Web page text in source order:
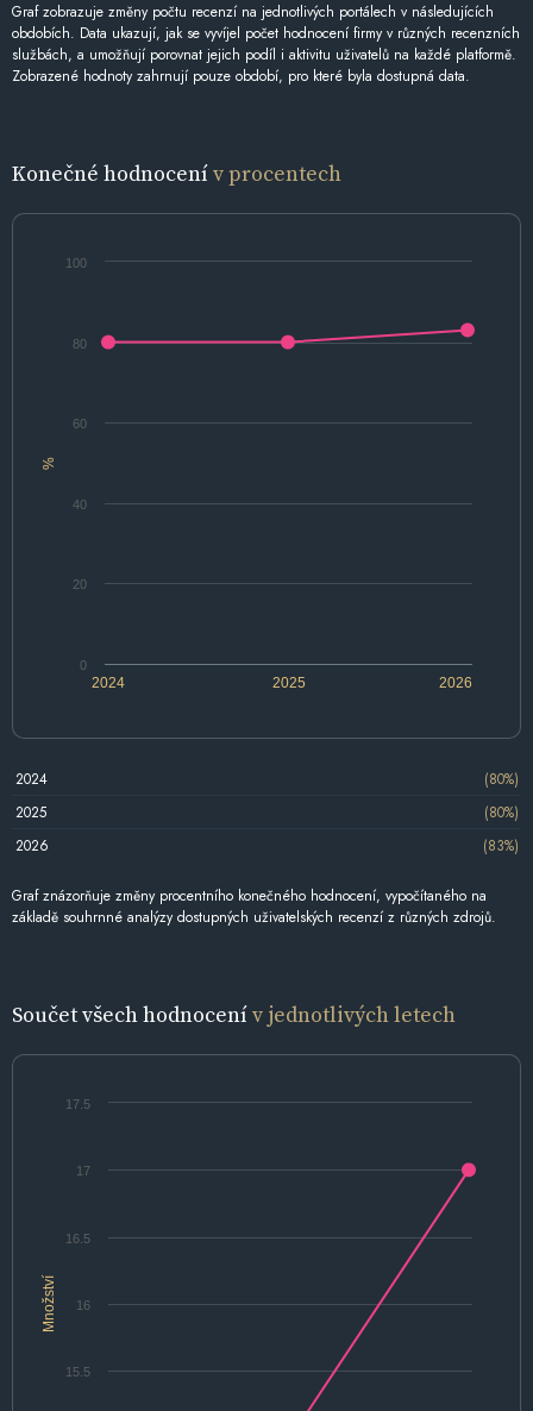
Graf zobrazuje změny počtu recenzí na jednotlivých portálech v následujících
obdobích. Data ukazují, jak se vyvíjel počet hodnocení firmy v různých recenzních
službách, a umožňují porovnat jejich podíl i aktivitu uživatelů na každé platformě.
Zobrazené hodnoty zahrnují pouze období, pro které byla dostupná data.
Konečné hodnocenív procentech
%
2024 2025 2026
0
20
40
60
80
100
2024
(80%)
2025
(80%)
2026
(83%)
Graf znázorňuje změny procentního konečného hodnocení, vypočítaného na
základě souhrnné analýzy dostupných uživatelských recenzí z různých zdrojů.
Součet všech hodnocenív jednotlivých letech
Množství
15.5
16
16.5
17
17.5